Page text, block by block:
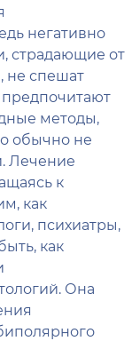
негативно
страдающие от
не спешат
методы,
обычно не
Лечение
к
как
психиатры,
как
Она